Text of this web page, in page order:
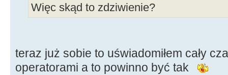
/*
Więc skąd to zdziwienie?
teraz już sobie to uświadomiłem cały
operatorami a to powinno być tak